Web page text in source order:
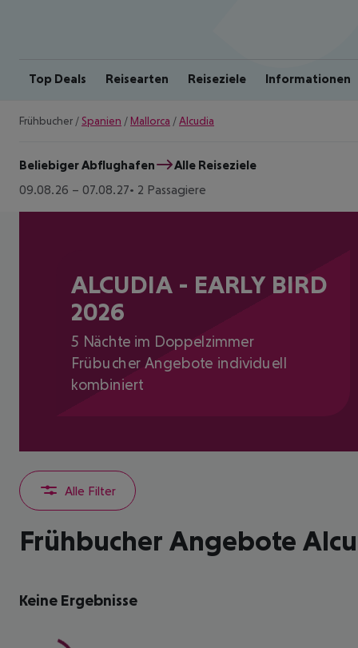
Top Deals Reisearten Reiseziele Informationen
Frühbucher / Spanien / Mallorca /Alcudia
Beliebiger Abflughafen
Alle Reiseziele
09.08.26 – 07.08.27 2 Passagiere
ALCUDIA - EARLY BIRD
2026
5 Nächte im Doppelzimmer
Frübucher Angebote individuell
kombiniert
Alle Filter
Frühbucher Angebote
Keine Ergebnisse